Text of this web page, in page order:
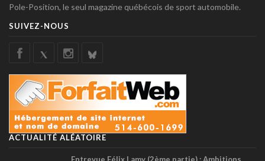
Pole-Position, le seul magazine québécois de sport automobile.
SUIVEZ-NOUS
ACTUALITÉ ALÉATOIRE